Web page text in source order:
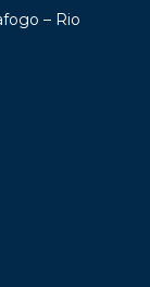
– Rio